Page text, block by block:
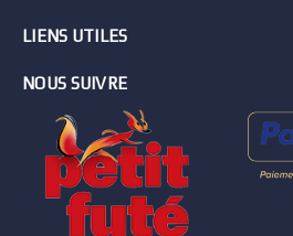
LIENS UTILES
NOUS SUIVRE